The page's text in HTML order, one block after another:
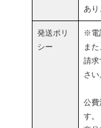
あり
発送ポリ
シー
※電
ま
請求
さい
公費
す。